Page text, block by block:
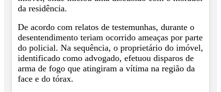
da residência.
De acordo com relatos de testemunhas, durante o
desentendimento teriam ocorrido ameaças por parte
do policial. Na sequência, o proprietário do imóvel,
identificado como advogado, efetuou disparos de
arma de fogo que atingiram a vítima na região da
face e do tórax.